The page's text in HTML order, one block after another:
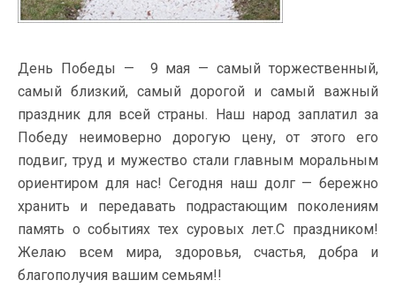
День Победы — 9 мая — самый торжественный,
самый близкий, самый дорогой и самый важный
праздник для всей страны. Наш народ заплатил за
Победу неимоверно дорогую цену, от этого его
подвиг, труд и мужество стали главным моральным
ориентиром для нас! Сегодня наш долг — бережно
хранить и передавать подрастающим поколениям
память о событиях тех суровых лет.С праздником!
Желаю всем мира, здоровья, счастья, добра и
благополучия вашим семьям!!